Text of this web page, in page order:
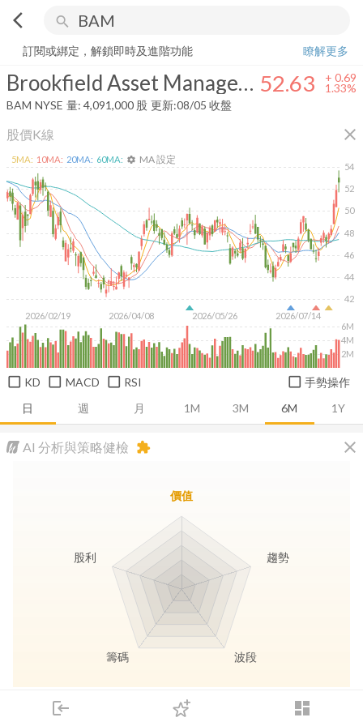
arrow_back_ios search
login dashboard
下單
Brookfield Asset Management Ltd.
訂閱或綁定，解鎖即時及進階功能
瞭解更多
Brookfield Asset Management Ltd. 52.63 + 0.69
1.33%
BAM NYSE 量: 4,091,000 股 更新:08/05 收盤
股價K線 close
日 週 月 1M 3M 6M 1Y
2026/02/19 2026/04/08 2026/05/26 2026/07/14
42
44
46
48
50
52
54
2M
4M
6M
5MA: 10MA: 20MA: 60MA: settings MA 設定
KD MACD RSI 手勢操作
AI 分析與策略健檢 close
extension
長線價值 存股收息
價值
趨勢
波段
籌碼
股利